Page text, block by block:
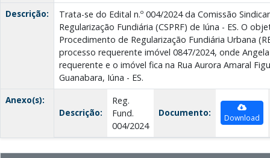
Descrição:
Trata-se do Edital n.º 004/2024 da Comissão
Regularização Fundiária (CSPRF) de Iúna - ES. O
Procedimento de Regularização Fundiária Urbana
processo requerente imóvel 0847/2024, onde
requerente e o imóvel fica na Rua Aurora Amaral
Guanabara, Iúna - ES.
Anexo(s):
Descrição:
Reg.
Fund.
004/2024
Documento: Download